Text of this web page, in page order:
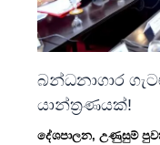
බන්ධනාගාර
යාන්ත්‍රණයක්!
දේශපාලන,උණුසුම්